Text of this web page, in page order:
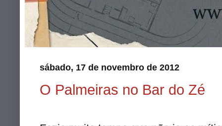
sábado, 17 de novembro de 2012
O Palmeiras no Bar do Zé